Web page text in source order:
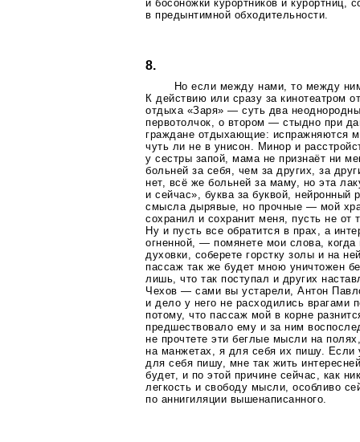
и босоножки курортников и курортниц,
в предынтимной обходительности.
8.
Но если между нами, то между
К действию или сразу за кинотеатром
отдыха «Заря» — суть два
первотолчок, о втором — стыдно при
граждане отдыхающие: испражняются
чуть ли не в унисон. Минор и
у сестры запой, мама не признаёт ни
больней за себя, чем за других, за
нет, всё же больней за маму, но эта
и сейчас», буква за буквой, нейронный
смысла дырявые, но прочные — мой
сохранил и сохранит меня, пусть не
Ну и пусть все обратится в прах, а
огненной, — помянете мои слова, когда
духовки, соберете горстку золы и на
пассаж так же будет мною уничтожен
лишь, что так поступал и других
Чехов — сами вы устарели, Антон
и дело у него не расходились врагами
потому, что пассаж мой в корне
предшествовало ему и за ним
не прочтете эти беглые мысли на
на манжетах, я для себя их пишу.
для себя пишу, мне так жить
будет, и по этой причине сейчас, как
легкость и свободу мысли, особливо
по аннигиляции вышенаписанного.